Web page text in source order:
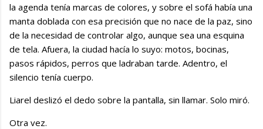
la agenda tenía marcas de colores, y sobre el sofá había una
manta doblada con esa precisión que no nace de la paz, sino
de la necesidad de controlar algo, aunque sea una esquina
de tela. Afuera, la ciudad hacía lo suyo: motos, bocinas,
pasos rápidos, perros que ladraban tarde. Adentro, el
silencio tenía cuerpo.
Liarel deslizó el dedo sobre la pantalla, sin llamar. Solo miró.
Otra vez.